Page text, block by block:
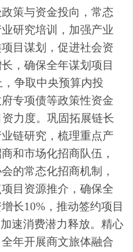
策与资金投向，常态
研究培训，加强产业
目谋划，促进社会资
，确保全年谋划项目
，争取中央预算内投
专项债等政策性资金
力度。巩固拓展链长
链研究，梳理重点产
和市场化招商队伍，
的常态化招商机制，
目资源推介，确保全
长10% ，推动签约项目
速消费潜力释放。 精心
全年开展商文旅体融合